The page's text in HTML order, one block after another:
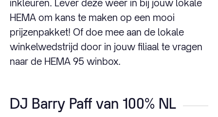
inkleuren. Lever deze weer in bij jouw lokale
HEMA om kans te maken op een mooi
prijzenpakket! Of doe mee aan de lokale
winkelwedstrijd door in jouw filiaal te vragen
naar de HEMA 95 winbox.
DJ Barry Paff van 100% NL